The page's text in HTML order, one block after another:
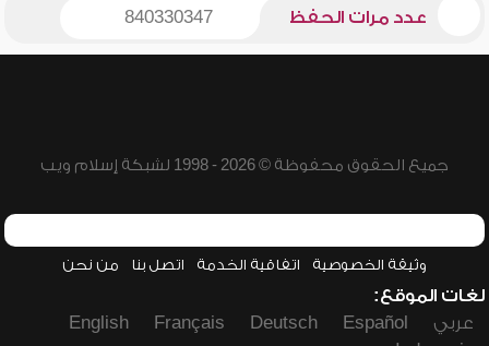
عدد مرات الحفظ 840330347
جميع الحقوق محفوظة © 2026 - 1998 لشبكة إسلام ويب
وثيقة الخصوصية اتفاقية الخدمة اتصل بنا من نحن
لغات الموقع:
عربي
Español
Deutsch
Français
English